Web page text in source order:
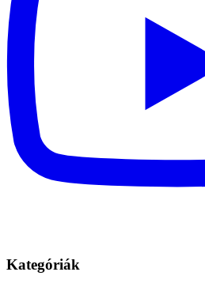
Kategóriák